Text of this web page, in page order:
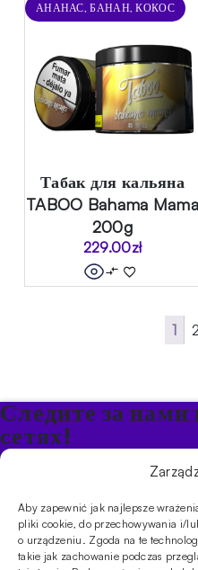
Aby zapewnić jak najlepsze
pliki cookie, do przechowywania i/
o urządzeniu. Zgoda na te
takie jak zachowanie podczas
АНАНАС, БАНАН, КОКОС
Табак для кальяна
TABOO Bahama Mama
200g
229.00zł
1 2
Следите за
сетях!
Будьте в курсе акций и
ПРОДУКТЫ
КальяныЧашиУгли и розжиг